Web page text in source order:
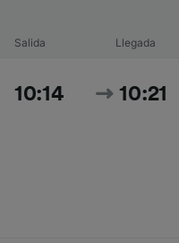
Salida Llegada
10:14 10:21